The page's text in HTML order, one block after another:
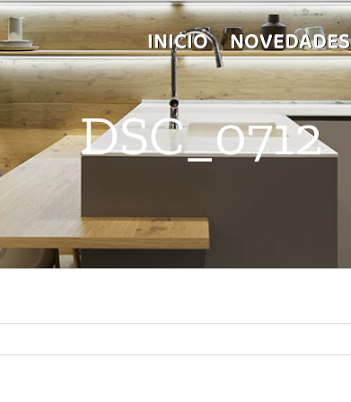
INICIO NOVEDADES
DSC_0712